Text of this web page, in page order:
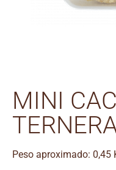
MINI
Peso aproximado: 0,45